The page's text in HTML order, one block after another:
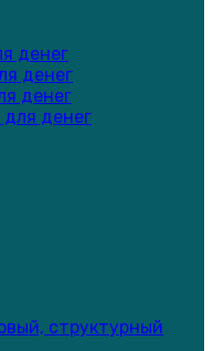
денег
денег
денег
денег
структурный